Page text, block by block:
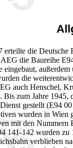
erteilte die
AEG die Baureihe
eingebaut,
die
auch Henschel,
Bis zum Jahre
gestellt (E94
wurden in Wien
mit den Nummern
141-142 wurden zu
verblieben